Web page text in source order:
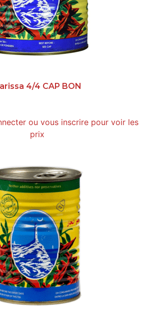
4/4 CAP BON
ou vous inscrire pour voir les
prix